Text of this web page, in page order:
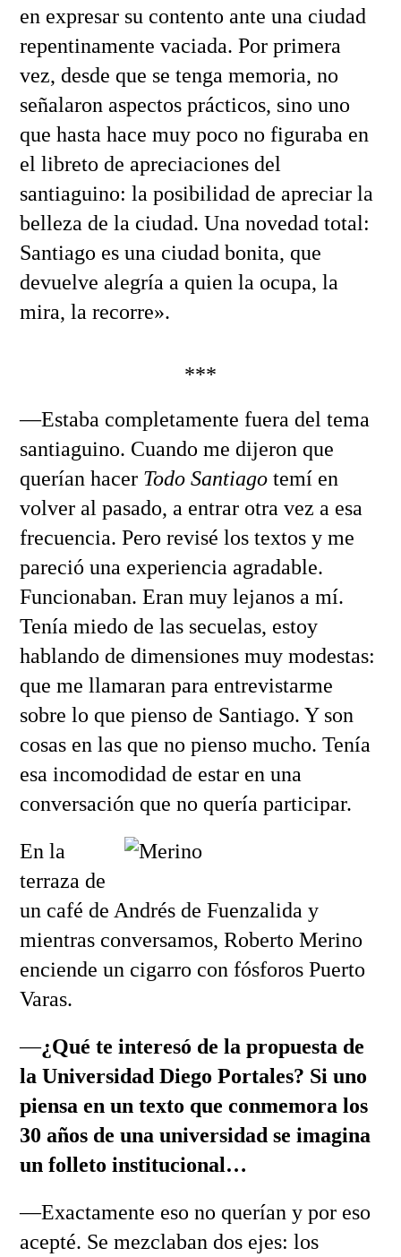
en expresar su contento ante una ciudad
repentinamente vaciada. Por primera
vez, desde que se tenga memoria, no
señalaron aspectos prácticos, sino uno
que hasta hace muy poco no figuraba en
el libreto de apreciaciones del
santiaguino: la posibilidad de apreciar la
belleza de la ciudad. Una novedad total:
Santiago es una ciudad bonita, que
devuelve alegría a quien la ocupa, la
mira, la recorre».
***
—Estaba completamente fuera del tema
santiaguino. Cuando me dijeron que
querían hacer Todo Santiagotemí en
volver al pasado, a entrar otra vez a esa
frecuencia. Pero revisé los textos y me
pareció una experiencia agradable.
Funcionaban. Eran muy lejanos a mí.
Tenía miedo de las secuelas, estoy
hablando de dimensiones muy modestas:
que me llamaran para entrevistarme
sobre lo que pienso de Santiago. Y son
cosas en las que no pienso mucho. Tenía
esa incomodidad de estar en una
conversación que no quería participar.
En la
terraza de
un café de Andrés de Fuenzalida y
mientras conversamos, Roberto Merino
enciende un cigarro con fósforos Puerto
Varas.
—¿Qué te interesó de la propuesta de
la Universidad Diego Portales? Si uno
piensa en un texto que conmemora los
30 años de una universidad se imagina
un folleto institucional…
—Exactamente eso no querían y por eso
acepté. Se mezclaban dos ejes: los